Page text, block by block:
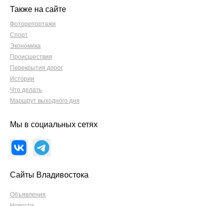
Также на сайте
Фоторепортажи
Спорт
Экономика
Происшествия
Перекрытия дорог
Истории
Что делать
Маршрут выходного дня
Мы в социальных сетях
Сайты Владивостока
Объявления